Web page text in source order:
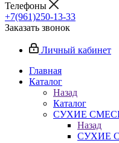
Телефоны
+7(961)250-13-33
Заказать звонок
Личный кабинет
Главная
Каталог
Назад
Каталог
СУХИЕ
Назад
СУХИЕ